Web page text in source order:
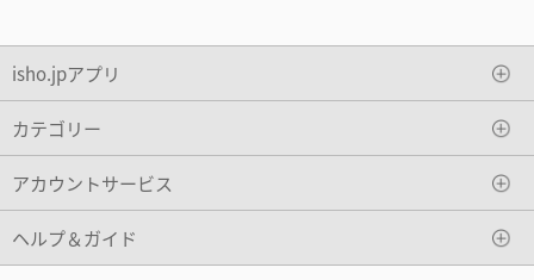
isho.jpアプリ
カテゴリー
アカウントサービス
ヘルプ＆ガイド